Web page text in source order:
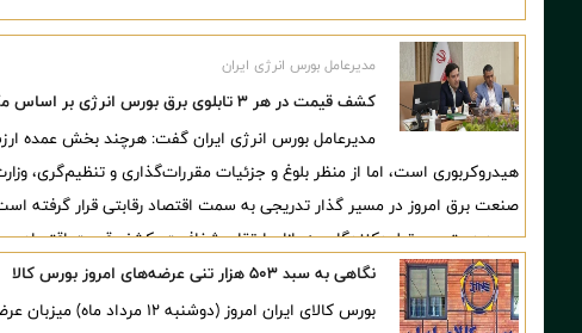
مدیرعامل بورس انرژی ایران
کشف قیمت در هر ۳ تابلوی برق بورس انرژی بر اساس مکانیزم‌های بازار انجام می‌شود
مدیرعامل بورس انرژی ایران گفت: هرچند بخش عمده
هیدروکربوری است، اما از منظر بلوغ و جزئیات مقررات‌گذاری و تنظیم‌گری،
صنعت برق امروز در مسیر گذار تدریجی به سمت اقتصاد رقابتی قرار گرفته
بهبود دسترسی تولیدکنندگان به بازار، ارتقای شفافیت، کشف قیمت
دستاوردهای توسعه معاملات برق در بورس انرژی است.
نگاهی به سبد ۵۰۳ هزار تنی عرضه‌های امروز بورس کالا
بورس کالای ایران امروز (دوشنبه ۱۲ مرداد ماه) میزبان عرضه ۵۰۳ هزار و ۴۲۸ تن انواع محصول است.